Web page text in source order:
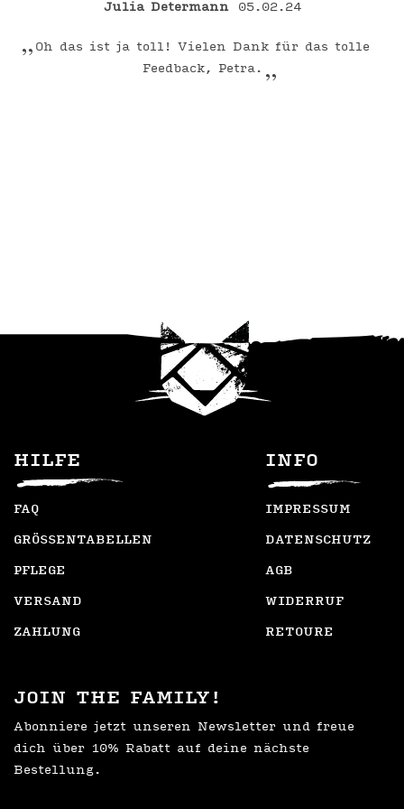
Julia Determann 05.02.24
Oh das ist ja toll! Vielen Dank für das tolle
Feedback, Petra.
HILFE
FAQ
GRÖSSENTABELLEN
PFLEGE
VERSAND
ZAHLUNG
INFO
IMPRESSUM
DATENSCHUTZ
AGB
WIDERRUF
RETOURE
JOIN THE FAMILY!
Abonniere jetzt unseren Newsletter und freue
dich über 10% Rabatt auf deine nächste
Bestellung.